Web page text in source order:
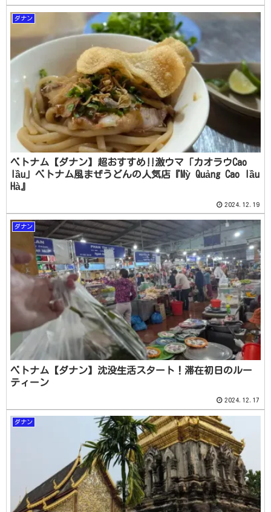
ダナン
ベトナム【ダナン】超おすすめ‼️激ウマ「カオラウCao
lầu」ベトナム風まぜうどんの人気店『Mỳ Quảng Cao lầu
Hà』
2024.12.19
ダナン
ベトナム【ダナン】沈没生活スタート！滞在初日のルー
ティーン
2024.12.17
ダナン